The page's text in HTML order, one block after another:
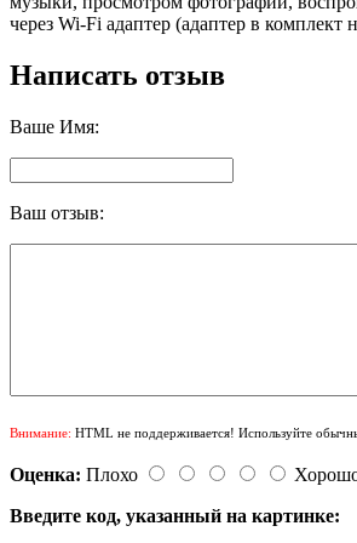
через Wi-Fi адаптер (адаптер в
Написать отзыв
Ваше Имя:
Ваш отзыв:
Внимание: HTML не поддерживается! Используйте
Оценка: Плохо
Введите код, указанный на картинке: